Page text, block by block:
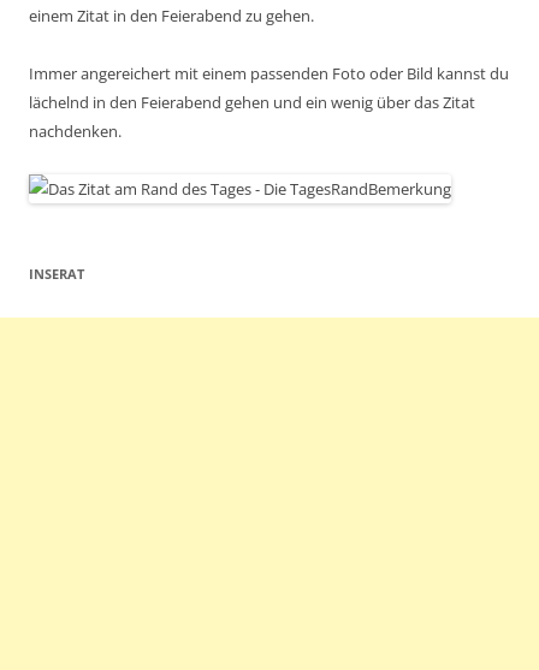
einem Zitat in den Feierabend zu gehen.
Immer angereichert mit einem passenden Foto oder Bild kannst du
lächelnd in den Feierabend gehen und ein wenig über das Zitat
nachdenken.
INSERAT